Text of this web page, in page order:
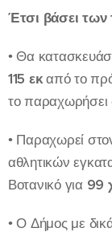
Έτσι βάσει
• Θα
115 εκαπό το
το
• Παραχωρεί
αθλητικών
Βοτανικό για 99
• Ο Δήμος με